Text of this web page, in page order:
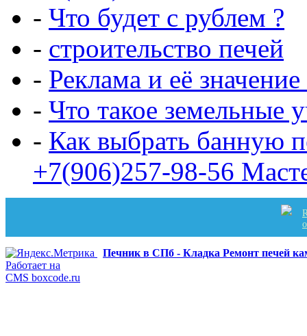
- Что будет с рублем ?
- строительство печей
- Реклама и её
- Что такое земельные
- Как выбрать банную
+7(906)257-98-56
Печник в СПб - Кладка Ремонт печей
Работает на
CMS boxcode.ru